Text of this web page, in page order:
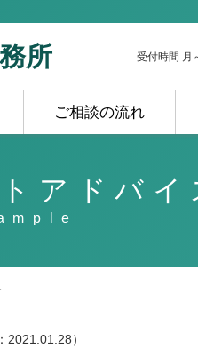
所 受付時間 月
ご相談の流れ
アドバイ
2021.01.28）